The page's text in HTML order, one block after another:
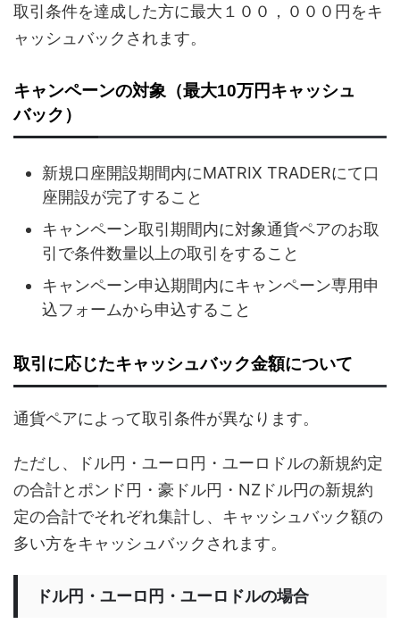
取引条件を達成した方に最大１００，０００円をキ
ャッシュバックされます。
キャンペーンの対象（最大10万円キャッシュ
バック）
新規口座開設期間内にMATRIX TRADERにて口
座開設が完了すること
キャンペーン取引期間内に対象通貨ペアのお取
引で条件数量以上の取引をすること
キャンペーン申込期間内にキャンペーン専用申
込フォームから申込すること
取引に応じたキャッシュバック金額について
通貨ペアによって取引条件が異なります。
ただし、ドル円・ユーロ円・ユーロドルの新規約定
の合計とポンド円・豪ドル円・NZドル円の新規約
定の合計でそれぞれ集計し、キャッシュバック額の
多い方をキャッシュバックされます。
ドル円・ユーロ円・ユーロドルの場合